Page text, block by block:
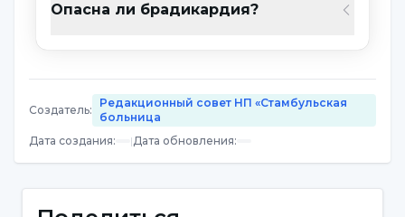
один раз, а затем сердце бьется. Этот цикл
повторяется непрерывно. Синусовый узел
также можно назвать кардиостимулятором
сердца.
Брадикардия не вызывает никаких проблем
пульс может быть вызван проблемами в
Опасна ли брадикардия?
Создатель:
Редакционный совет НП «Стамбульская
больница
Дата создания: |Дата обновления: